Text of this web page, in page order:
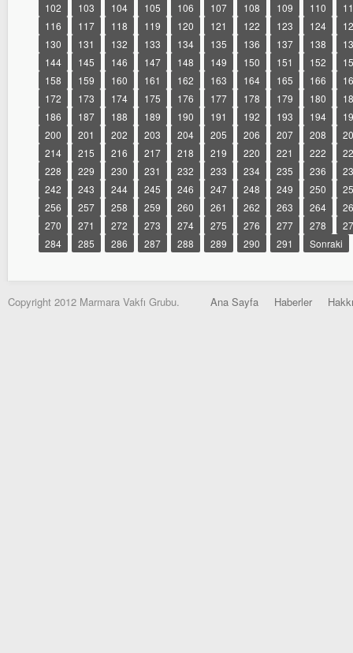
102
103 104 105 106 107 108 109 110
116
117 118 119 120 121 122 123 124
130
131 132 133 134 135 136 137 138
144
145 146 147 148 149 150 151 152
158
159 160 161 162 163 164 165 166
172
173 174 175 176 177 178 179 180
186
187 188 189 190 191 192 193 194
200
201 202 203 204 205 206 207 208
214
215 216 217 218 219 220 221 222
228
229 230 231 232 233 234 235 236
242
243 244 245 246 247 248 249 250
256
257 258 259 260 261 262 263 264
270
271 272 273 274 275 276 277 278
284
285 286 287 288 289 290 291 Sonraki
Copyright 2012 Marmara Vakfı Grubu. Ana Sayfa Haberler